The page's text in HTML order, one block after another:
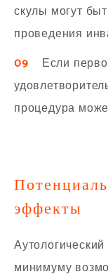
скулы могут
проведения
09 Если
процедура
эффекты
минимуму